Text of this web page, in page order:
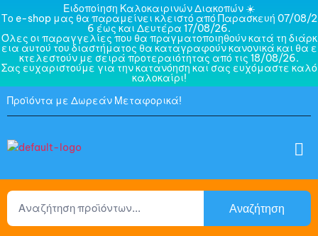
Ειδοποίηση Καλοκαιρινών Διακοπών ☀️
Το e-shop μας θα παραμείνει κλειστό από Παρασκευή 07/08/2
6 έως και Δευτέρα 17/08/26.
Όλες οι παραγγελίες που θα πραγματοποιηθούν κατά τη διάρκ
εια αυτού του διαστήματος θα καταγραφούν κανονικά και θα ε
κτελεστούν με σειρά προτεραιότητας από τις 18/08/26.
Σας ευχαριστούμε για την κατανόηση και σας ευχόμαστε καλό
καλοκαίρι!
Προϊόντα με Δωρεάν Μεταφορικά!
Αναζήτηση